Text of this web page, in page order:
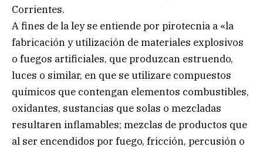
Corrientes.
A fines de la ley se entiende por pirotecnia a «la
fabricación y utilización de materiales explosivos
o fuegos artificiales, que produzcan estruendo,
luces o similar, en que se utilizare compuestos
químicos que contengan elementos combustibles,
oxidantes, sustancias que solas o mezcladas
resultaren inflamables; mezclas de productos que
al ser encendidos por fuego, fricción, percusión o